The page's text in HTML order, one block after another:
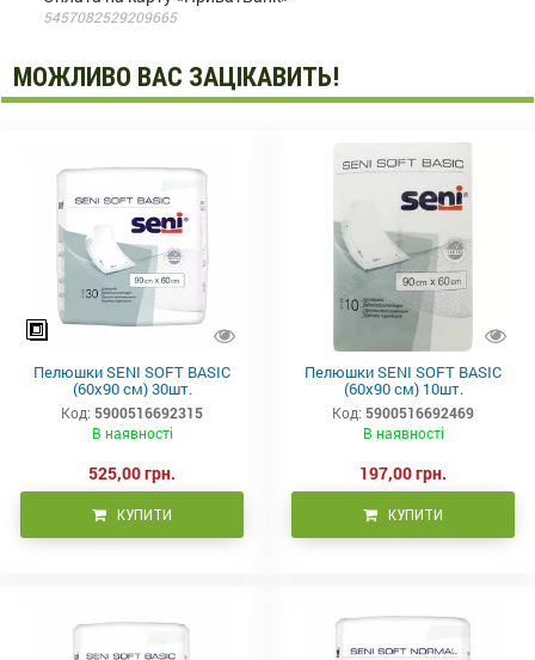
5457082529209665
МОЖЛИВО ВАС ЗАЦІКАВИТЬ!
Пелюшки SENI SOFT BASIC
(60x90 см) 30шт.
Код: 5900516692315
В наявності
525,00 грн.
КУПИТИ
Пелюшки SENI SOFT BASIC
(60x90 см) 10шт.
Код: 5900516692469
В наявності
197,00 грн.
КУПИТИ